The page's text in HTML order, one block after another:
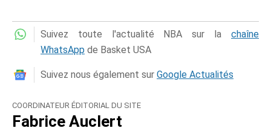
Suivez toute l'actualité NBA sur la chaîne
WhatsApp de Basket USA
Suivez nous également sur Google Actualités
COORDINATEUR ÉDITORIAL DU SITE
Fabrice Auclert